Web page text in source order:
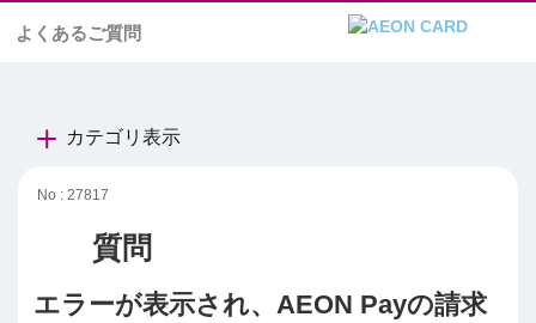
よくあるご質問
カテゴリ表示
No : 27817
エラーが表示され、AEON Payの請求